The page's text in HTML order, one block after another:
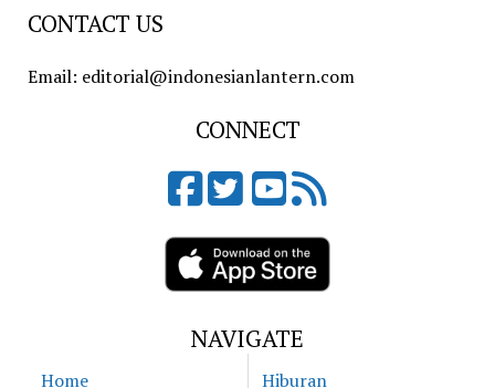
CONTACT US
Email: editorial@indonesianlantern.com
CONNECT
NAVIGATE
Home Hiburan